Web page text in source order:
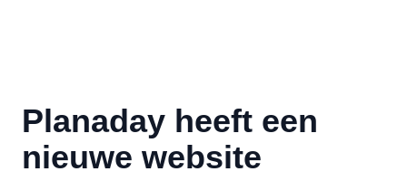
Planaday heeft een
nieuwe website